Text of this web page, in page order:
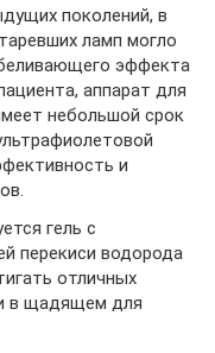
поколений, в
ламп могло
эффекта
аппарат для
небольшой срок
и
гель с
перекиси водорода
отличных
в щадящем для